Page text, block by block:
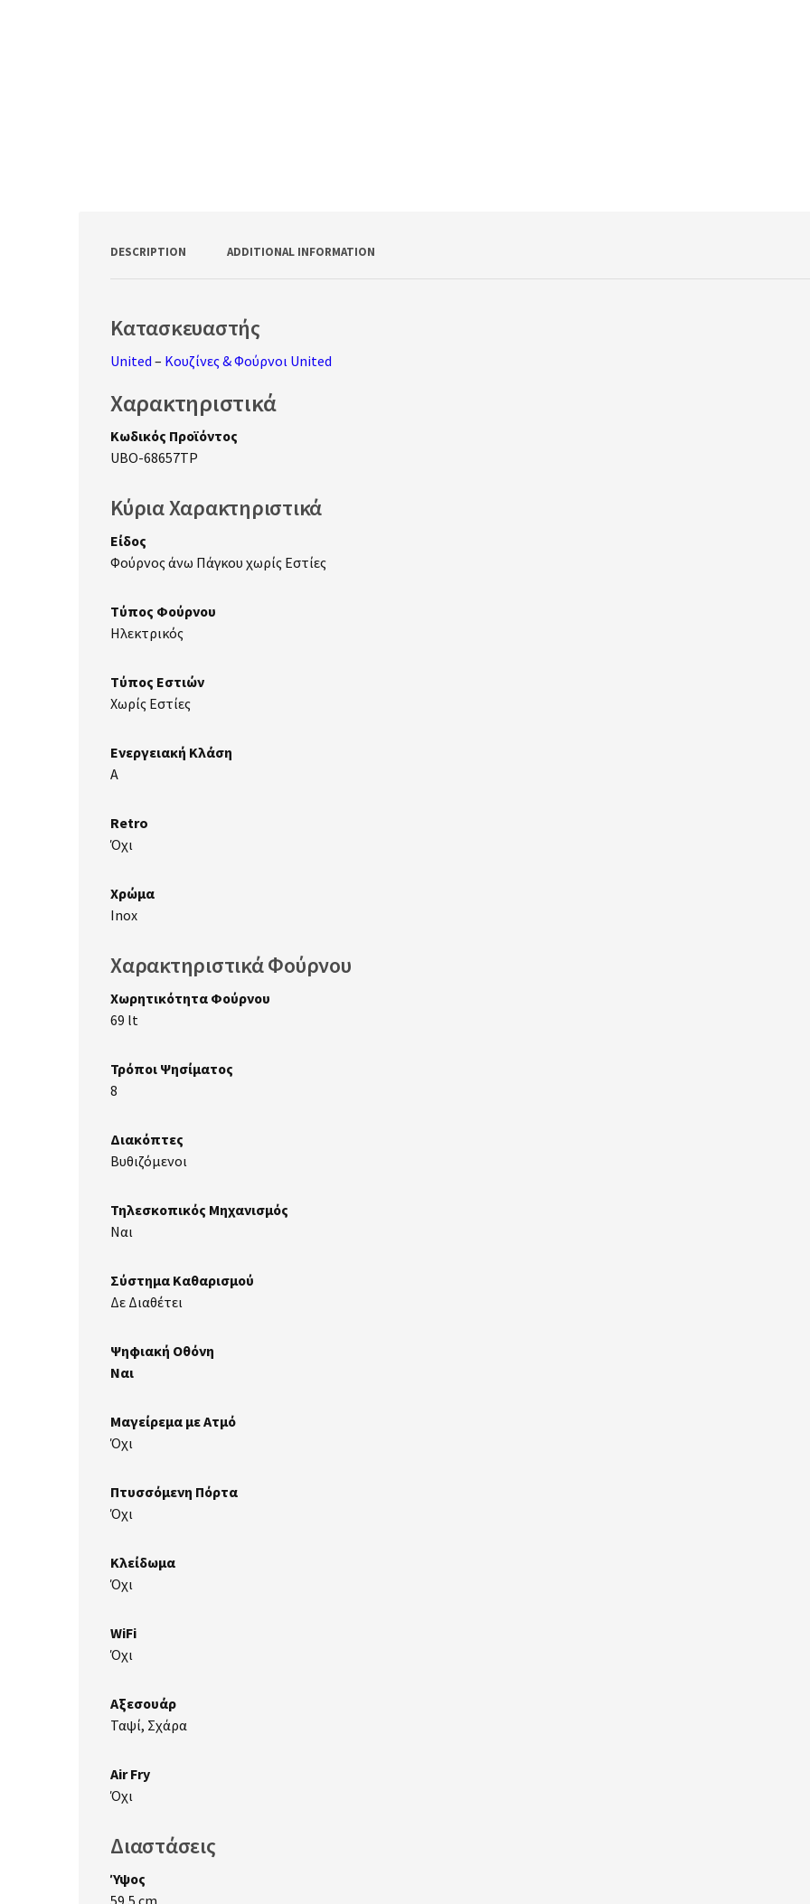
DESCRIPTION ADDITIONAL INFORMATION
Κατασκευαστής
United – Κουζίνες & Φούρνοι United
Χαρακτηριστικά
Κωδικός Προϊόντος
UBO-68657TP
Κύρια Χαρακτηριστικά
Είδος
Φούρνος άνω Πάγκου χωρίς Εστίες
Τύπος Φούρνου
Ηλεκτρικός
Τύπος Εστιών
Χωρίς Εστίες
Ενεργειακή Κλάση
A
Retro
Όχι
Χρώμα
Inox
Χαρακτηριστικά Φούρνου
Χωρητικότητα Φούρνου
69 lt
Τρόποι Ψησίματος
8
Διακόπτες
Βυθιζόμενοι
Τηλεσκοπικός Μηχανισμός
Ναι
Σύστημα Καθαρισμού
Δε Διαθέτει
Ψηφιακή Οθόνη
Ναι
Μαγείρεμα με Ατμό
Όχι
Πτυσσόμενη Πόρτα
Όχι
Κλείδωμα
Όχι
WiFi
Όχι
Αξεσουάρ
Ταψί, Σχάρα
Air Fry
Όχι
Διαστάσεις
Ύψος
59,5 cm